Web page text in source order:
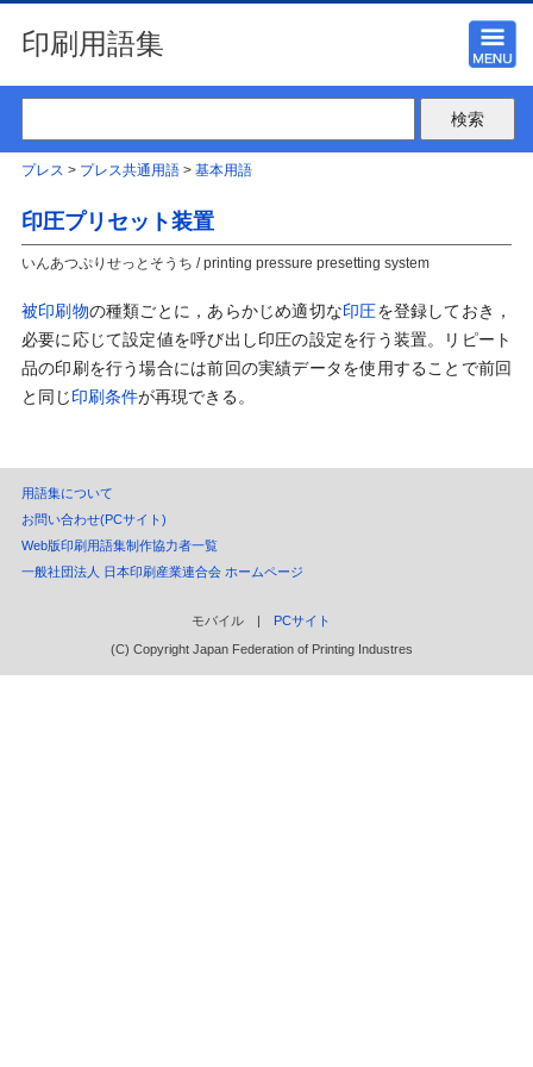
印刷用語集
プレス > プレス共通用語> 基本用語
印圧プリセット装置
いんあつぷりせっとそうち / printing pressure presetting system
被印刷物の種類ごとに，あらかじめ適切な印圧を登録しておき，
必要に応じて設定値を呼び出し印圧の設定を行う装置。リピート
品の印刷を行う場合には前回の実績データを使用することで前回
と同じ印刷条件が再現できる。
用語集について
お問い合わせ(PCサイト)
Web版印刷用語集制作協力者一覧
一般社団法人 日本印刷産業連合会 ホームページ
モバイル | PCサイト
(C) Copyright Japan Federation of Printing Industres